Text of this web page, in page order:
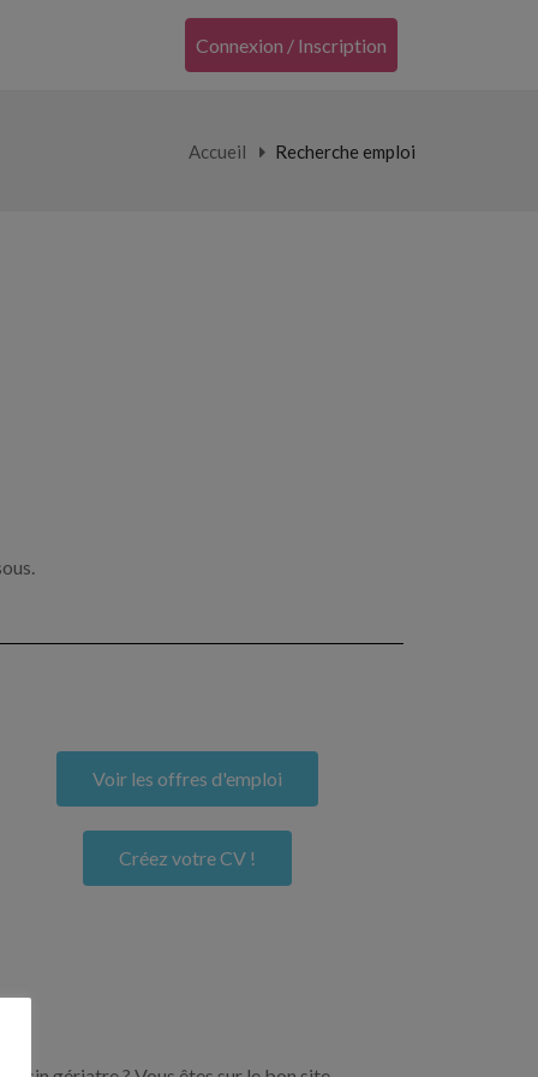
Connexion / Inscription
Accueil Recherche emploi
Voir les offres d'emploi
Créez votre CV !